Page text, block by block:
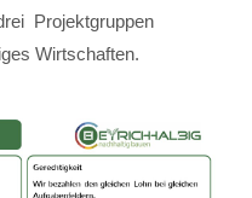
Projektgruppen
Wirtschaften.